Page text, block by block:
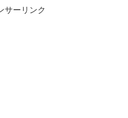
サーリンク